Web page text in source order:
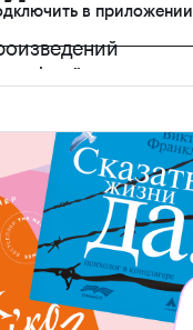
офлайн
в приложении